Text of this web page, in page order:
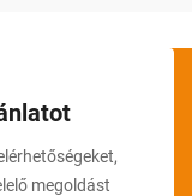
megoldást